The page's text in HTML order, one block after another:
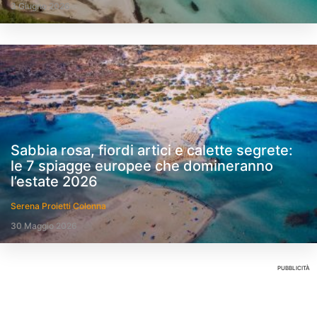
3 Giugno 2026
Sabbia rosa, fiordi artici e calette segrete:
le 7 spiagge europee che domineranno
l’estate 2026
Serena Proietti Colonna
30 Maggio 2026
PUBBLICITÀ